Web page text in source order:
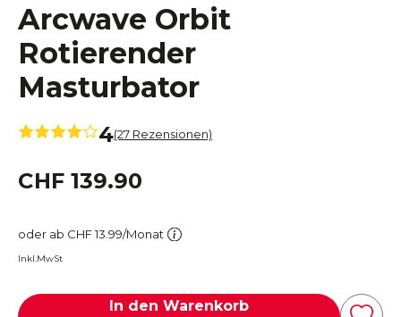
Arcwave Orbit
Rotierender
Masturbator
4(27 Rezensionen)
CHF 139.90
oder ab CHF 13.99/Monat
Inkl.MwSt
In den Warenkorb